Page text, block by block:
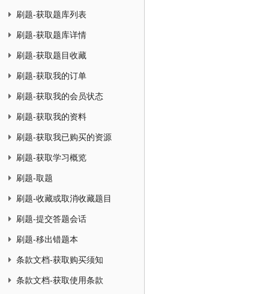
刷题-获取题库列表
刷题-获取题库详情
刷题-获取题目收藏
刷题-获取我的订单
刷题-获取我的会员状态
刷题-获取我的资料
刷题-获取我已购买的资源
刷题-获取学习概览
刷题-取题
刷题-收藏或取消收藏题目
刷题-提交答题会话
刷题-移出错题本
条款文档-获取购买须知
条款文档-获取使用条款